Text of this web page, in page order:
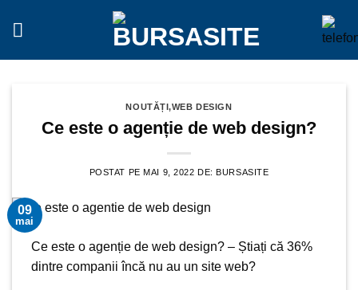
NOUTĂȚI,WEB DESIGN
Ce este o agenție de web design?
POSTAT PEMAI 9, 2022 DE:BURSASITE
09
mai
Ce este o agenție de web design? – Știați că 36%
dintre companii încă nu au un site web?